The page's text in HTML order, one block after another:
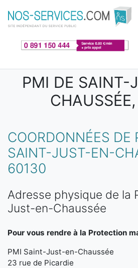
Aller au contenu principal
PMI DE SAINT-
COORDONNÉES DE
SAINT-JUST-EN-
60130
Adresse physique de la
Just-en-Chaussée
Pour vous rendre à la Protection
PMI Saint-Just-en-Chaussée
23 rue de Picardie